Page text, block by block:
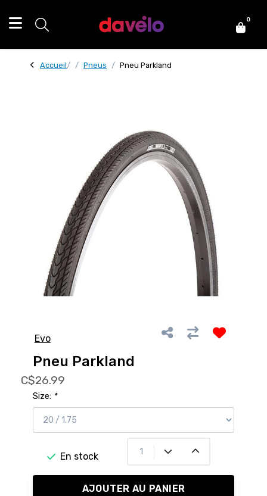
0
Accueil Pneus Pneu Parkland
Evo
Pneu Parkland
C$26.99
Size: *
En stock
AJOUTER AU PANIER